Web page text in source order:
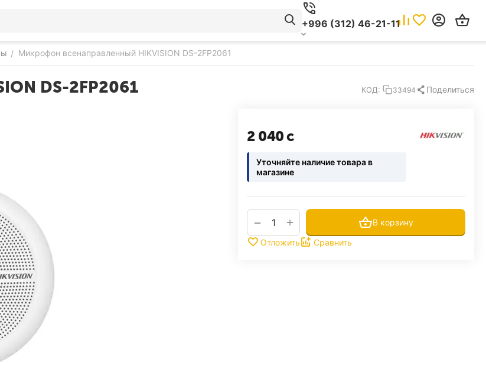
+996 (312) 46-21-11
/ Микрофон всенаправленный HIKVISION DS-2FP2061
DS-2FP2061 КОД: 33494 Поделиться
2 040с
Уточняйте наличие товара в
магазине
+
−
В корзину
Отложить
Сравнить